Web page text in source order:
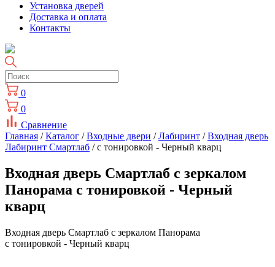
Установка дверей
Доставка и оплата
Контакты
0
0
Сравнение
Главная /Каталог /Входные двери /Лабиринт /Входная дверь
Лабиринт Смартлаб / с тонировкой - Черный кварц
Входная дверь Смартлаб с зеркалом
Панорама с тонировкой - Черный
кварц
Входная дверь Смартлаб с зеркалом Панорама
с тонировкой - Черный кварц